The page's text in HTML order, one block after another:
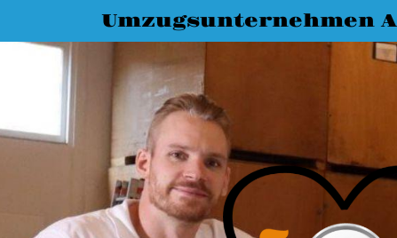
Umzugsunternehmen